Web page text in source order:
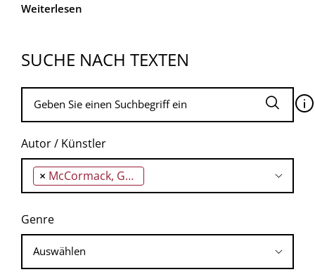
Weiterlesen
SUCHE NACH TEXTEN
🛈
Autor / Künstler
× McCormack, Gavan
Genre